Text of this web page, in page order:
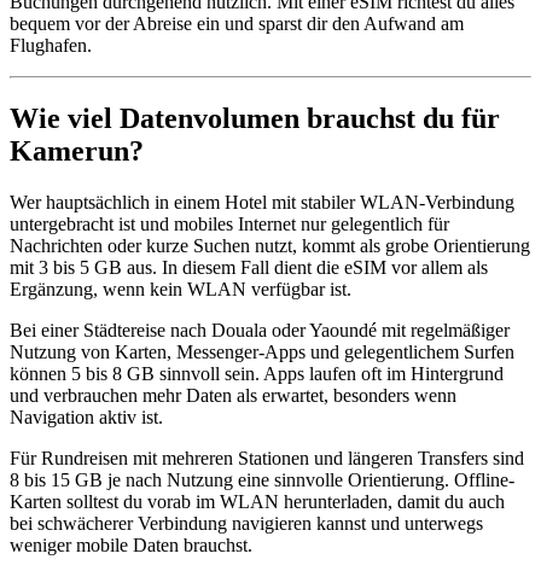
bequem vor der Abreise ein und sparst dir den Aufwand am
Flughafen.
Wie viel Datenvolumen brauchst du für
Kamerun?
Wer hauptsächlich in einem Hotel mit stabiler WLAN-Verbindung
untergebracht ist und mobiles Internet nur gelegentlich für
Nachrichten oder kurze Suchen nutzt, kommt als grobe Orientierung
mit 3 bis 5 GB aus. In diesem Fall dient die eSIM vor allem als
Ergänzung, wenn kein WLAN verfügbar ist.
Bei einer Städtereise nach Douala oder Yaoundé mit regelmäßiger
Nutzung von Karten, Messenger-Apps und gelegentlichem Surfen
können 5 bis 8 GB sinnvoll sein. Apps laufen oft im Hintergrund
und verbrauchen mehr Daten als erwartet, besonders wenn
Navigation aktiv ist.
Für Rundreisen mit mehreren Stationen und längeren Transfers sind
8 bis 15 GB je nach Nutzung eine sinnvolle Orientierung. Offline-
Karten solltest du vorab im WLAN herunterladen, damit du auch
bei schwächerer Verbindung navigieren kannst und unterwegs
weniger mobile Daten brauchst.